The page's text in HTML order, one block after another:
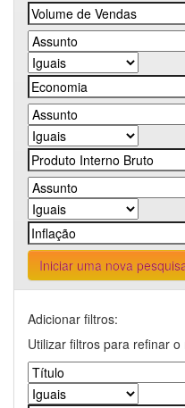
Iniciar uma nova
Adicionar filtros:
Utilizar filtros para refinar